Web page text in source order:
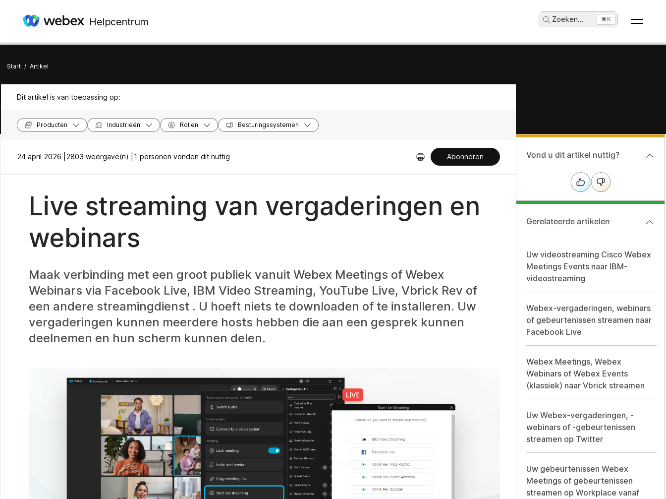
Helpcentrum Zoeken... ⌘K
Start / Artikel
Dit artikel is van toepassing op:
Producten Industrieën Rollen Besturingssystemen
24 april 2026 | 2803 weergave(n) | 1 personen vonden dit nuttig Abonneren
Live streaming van vergaderingen en
webinars
Maak verbinding met een groot publiek vanuit Webex Meetings of Webex
Webinars via Facebook Live, IBM Video Streaming, YouTube Live, Vbrick Rev of
een andere streamingdienst . U hoeft niets te downloaden of te installeren. Uw
vergaderingen kunnen meerdere hosts hebben die aan een gesprek kunnen
deelnemen en hun scherm kunnen delen.
Vond u dit artikel nuttig?
Gerelateerde artikelen
Uw videostreaming Cisco Webex
Meetings Events naar IBM-
videostreaming
Webex-vergaderingen, webinars
of gebeurtenissen streamen naar
Facebook Live
Webex Meetings, Webex
Webinars of Webex Events
(klassiek) naar Vbrick streamen
Uw Webex-vergaderingen, -
webinars of -gebeurtenissen
streamen op Twitter
Uw gebeurtenissen Webex
Meetings of gebeurtenissen
streamen op Workplace vanaf